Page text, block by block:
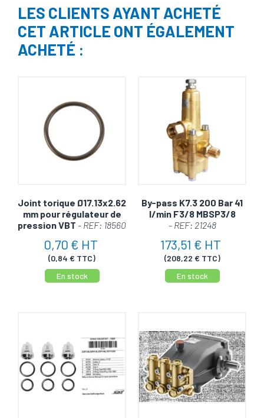
LES CLIENTS AYANT ACHETÉ
CET ARTICLE ONT ÉGALEMENT
ACHETÉ :
Joint torique Ø17.13x2.62
mm pour régulateur de
pression VBT - REF: 18560
0,70 € HT
(0,84 € TTC)
En stock
By-pass K7.3 200 Bar 41
l/min F3/8 MBSP3/8
- REF: 21248
173,51 € HT
(208,22 € TTC)
En stock